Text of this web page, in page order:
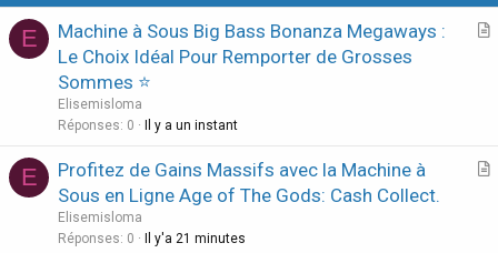
o
n
E
A
e
Machine à Sous Big Bass Bonanza Megaways :
Le Choix Idéal Pour Remporter de Grosses
Sommes ⭐
Elisemisloma
Réponses 0 Il y a un instant
E
A
Profitez de Gains Massifs avec la Machine à
Sous en Ligne Age of The Gods: Cash Collect.
Elisemisloma
Réponses 0 Il y'a 21 minutes